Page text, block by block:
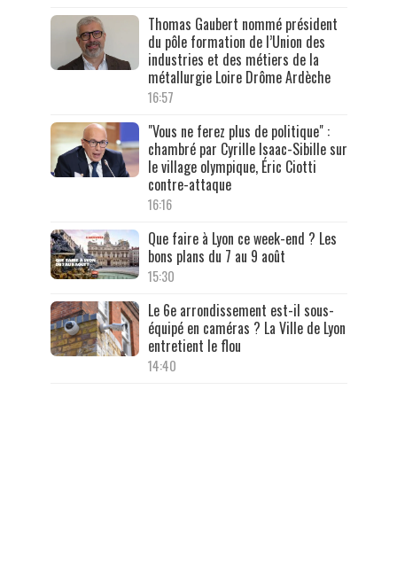
Thomas Gaubert nommé président
du pôle formation de l’Union des
industries et des métiers de la
métallurgie Loire Drôme Ardèche
16:57
"Vous ne ferez plus de politique" :
chambré par Cyrille Isaac-Sibille sur
le village olympique, Éric Ciotti
contre-attaque
16:16
Que faire à Lyon ce week-end ? Les
bons plans du 7 au 9 août
15:30
Le 6e arrondissement est-il sous-
équipé en caméras ? La Ville de Lyon
entretient le flou
14:40